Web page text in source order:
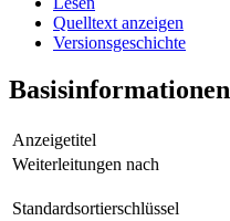
Quelltext anzeigen
Versionsgeschichte
Basisinformationen
Anzeigetitel
Weiterleitungen nach
Standardsortierschlüssel